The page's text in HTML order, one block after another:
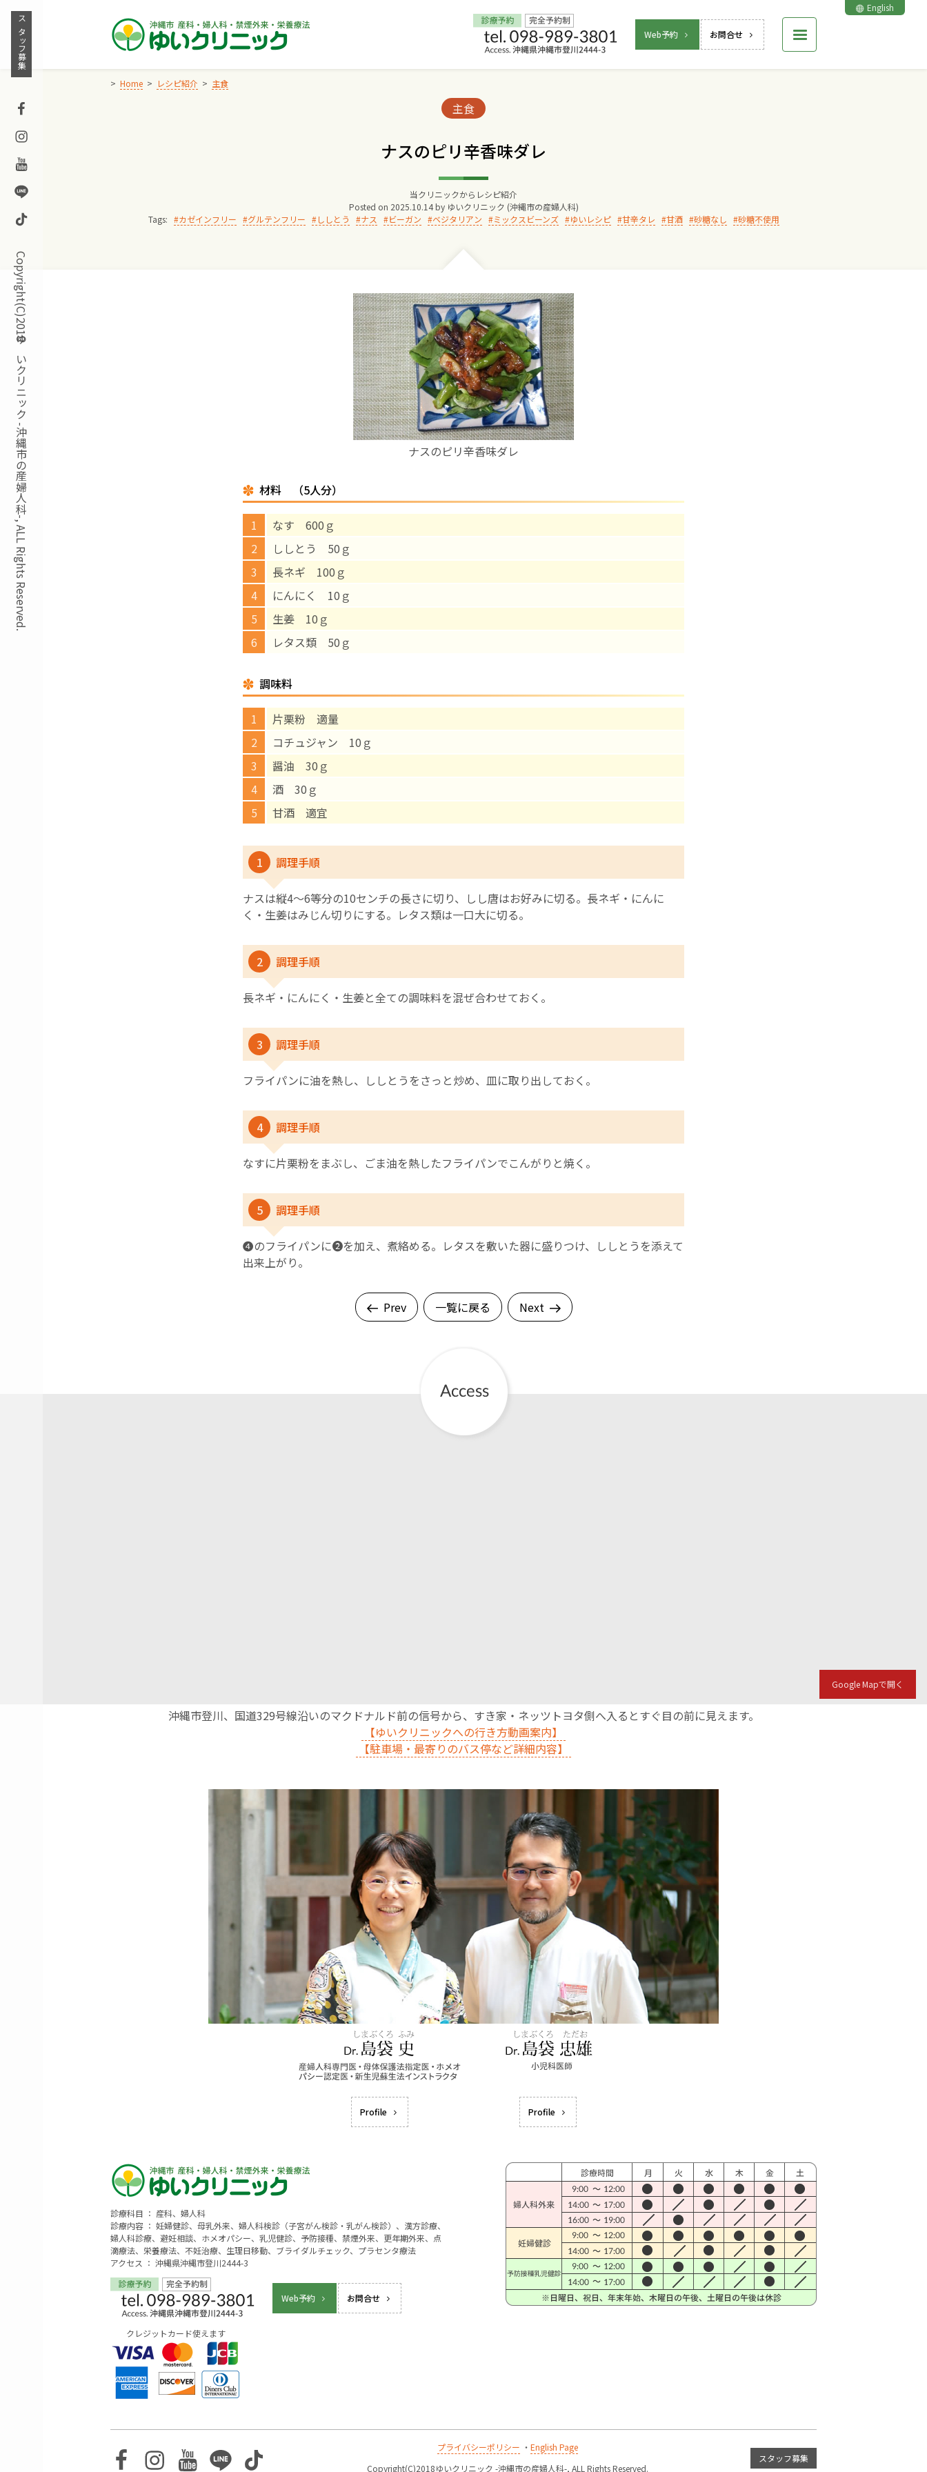
Skip
content
Web予約 お問合せ
English
スタッフ募集
Facebook
Instagram
Youtube
Line
TikTok
Copyright(C)2018ゆいクリニック -沖縄市の産婦人科-, ALL Rights Reserved.
Home レシピ紹介 主食
Categories:
主食
ナスのピリ辛香味ダレ
当クリニックからレシピ紹介
Posted on 2025.10.14 by ゆいクリニック (沖縄市の産婦人科)
Tags:
カゼインフリー グルテンフリー ししとう ナス ビーガン ベジタリアン ミックスビーンズ ゆいレシピ 甘辛タレ 甘酒 砂糖なし 砂糖不使用
ナスのピリ辛香味ダレ
材料 （5人分）
なす 600ｇ
ししとう 50ｇ
長ネギ 100ｇ
にんにく 10ｇ
生姜 10ｇ
レタス類 50ｇ
調味料
片栗粉 適量
コチュジャン 10ｇ
醤油 30ｇ
酒 30ｇ
甘酒 適宜
1 調理手順
ナスは縦4～6等分の10センチの長さに切り、しし唐はお好みに切る。長ネギ・にんに
く・生姜はみじん切りにする。レタス類は一口大に切る。
2 調理手順
長ネギ・にんにく・生姜と全ての調味料を混ぜ合わせておく。
3 調理手順
フライパンに油を熱し、ししとうをさっと炒め、皿に取り出しておく。
4 調理手順
なすに片栗粉をまぶし、ごま油を熱したフライパンでこんがりと焼く。
5 調理手順
❹のフライパンに❷を加え、煮絡める。レタスを敷いた器に盛りつけ、ししとうを添えて
出来上がり。
Prev 一覧に戻る Next
Google Mapで開く
沖縄市登川、国道329号線沿いのマクドナルド前の信号から、すき家・ネッツトヨタ側へ入るとすぐ目の前に見えます。
【ゆいクリニックへの行き方動画案内】
【駐車場・最寄りのバス停など詳細内容】
Profile Profile
診療科目 ： 産科、婦人科
診療内容 ： 妊婦健診、母乳外来、婦人科検診（子宮がん検診・乳がん検診）、漢方診療、
婦人科診療、避妊相談、ホメオパシー、乳児健診、予防接種、禁煙外来、更年期外来、点
滴療法、栄養療法、不妊治療、生理日移動、ブライダルチェック、プラセンタ療法
アクセス ： 沖縄県沖縄市登川2444-3
Web予約 お問合せ
クレジットカード使えます
Facebook
Instagram
Youtube
LineTikTok プライバシーポリシー ・ English Page
Copyright(C)2018ゆいクリニック -沖縄市の産婦人科-, ALL Rights Reserved.
スタッフ募集
Home
交通アクセス
院長からのごあいさつ
ゆいクリニックの経営理念
診療料金
妊婦健診
お産について
親と子の結びつき支援
母乳育児
予防接種
‘さんルーム’ でさまざまな講座・クラス
遠方にお住まいで当院での出産を希望される方へ
医師プロフィール